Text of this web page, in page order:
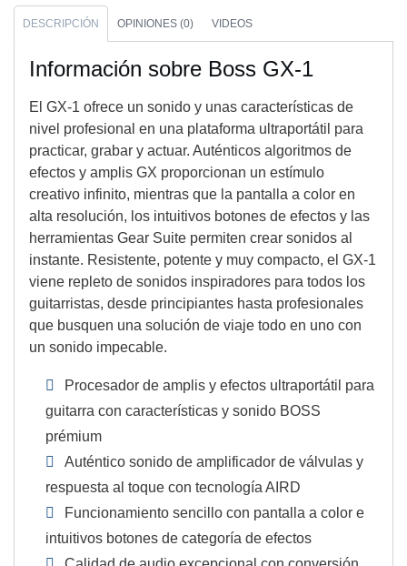
DESCRIPCIÓN OPINIONES (0) VIDEOS
Información sobre Boss GX-1
El GX-1 ofrece un sonido y unas características de
nivel profesional en una plataforma ultraportátil para
practicar, grabar y actuar. Auténticos algoritmos de
efectos y amplis GX proporcionan un estímulo
creativo infinito, mientras que la pantalla a color en
alta resolución, los intuitivos botones de efectos y las
herramientas Gear Suite permiten crear sonidos al
instante. Resistente, potente y muy compacto, el GX-1
viene repleto de sonidos inspiradores para todos los
guitarristas, desde principiantes hasta profesionales
que busquen una solución de viaje todo en uno con
un sonido impecable.
Procesador de amplis y efectos ultraportátil para
guitarra con características y sonido BOSS
prémium
Auténtico sonido de amplificador de válvulas y
respuesta al toque con tecnología AIRD
Funcionamiento sencillo con pantalla a color e
intuitivos botones de categoría de efectos